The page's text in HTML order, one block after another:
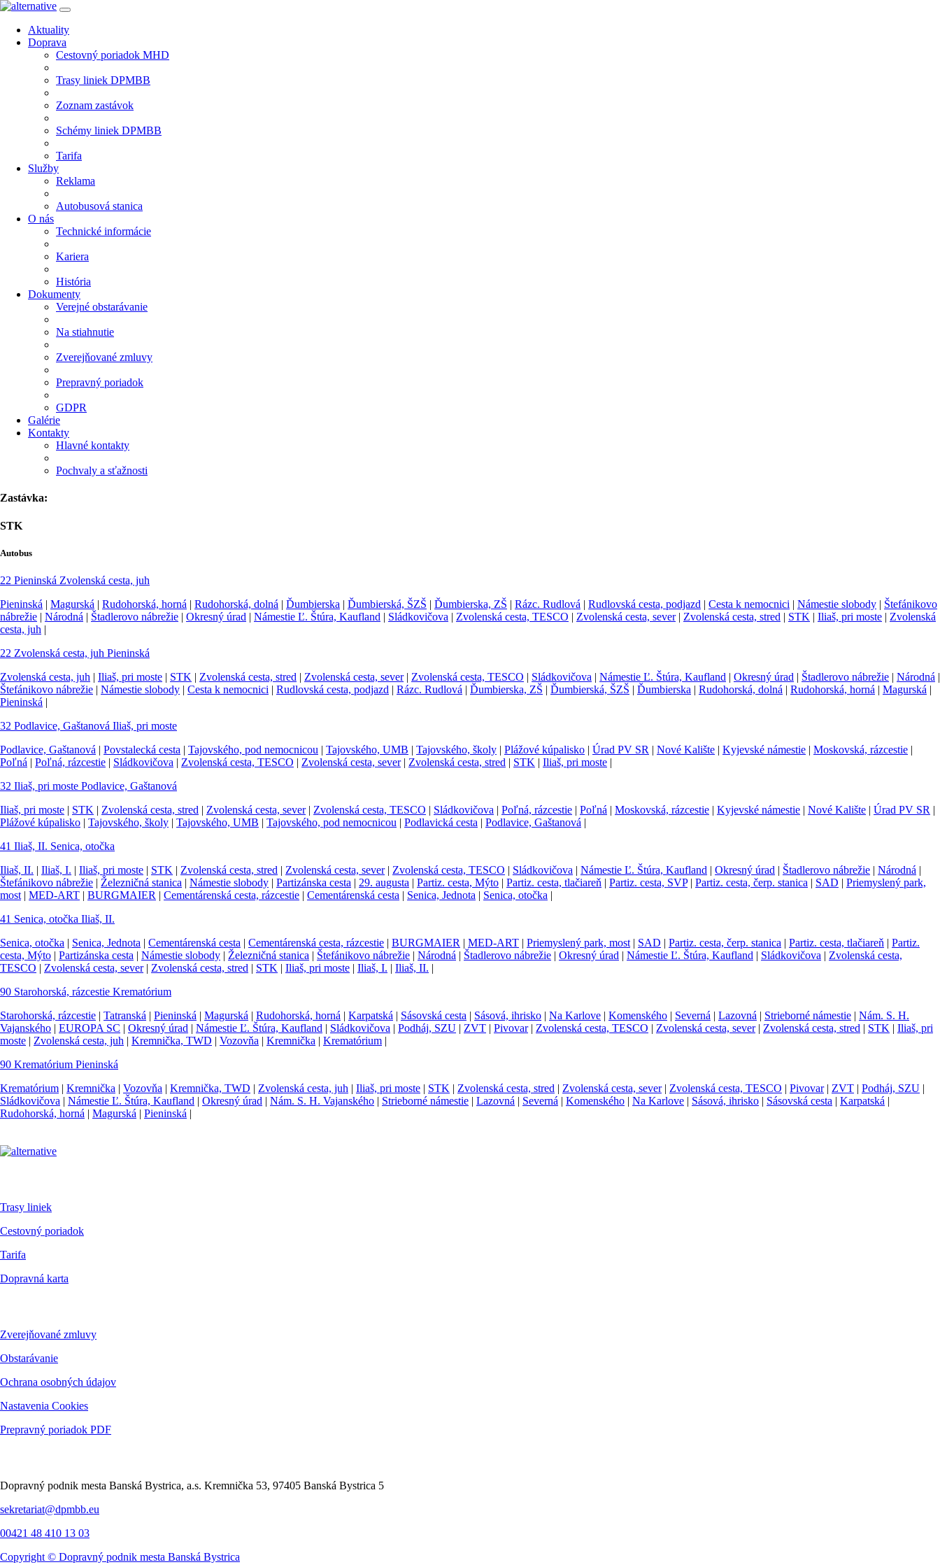
Aktuality
Doprava
Cestovný poriadok MHD
Trasy liniek DPMBB
Zoznam zastávok
Schémy liniek DPMBB
Tarifa
Služby
Reklama
Autobusová stanica
O nás
Technické informácie
Kariera
História
Dokumenty
Verejné obstarávanie
Na stiahnutie
Zverejňované zmluvy
Prepravný poriadok
GDPR
Galérie
Kontakty
Hlavné kontakty
Pochvaly a sťažnosti
Zastávka:
STK
Autobus
22 Pieninská Zvolenská cesta, juh
Pieninská | Magurská | Rudohorská, horná | Rudohorská, dolná | Ďumbierska | Ďumbierská, ŠZŠ | Ďumbierska, ZŠ | Rázc. Rudlová | Rudlovská cesta, podjazd | Cesta k nemocnici | Námestie slobody | Štefánikovo
nábrežie | Národná | Štadlerovo nábrežie | Okresný úrad | Námestie Ľ. Štúra, Kaufland | Sládkovičova | Zvolenská cesta, TESCO | Zvolenská cesta, sever| Zvolenská cesta, stred | STK | Iliaš, pri moste | Zvolenská
cesta, juh |
22 Zvolenská cesta, juh Pieninská
Zvolenská cesta, juh | Iliaš, pri moste | STK | Zvolenská cesta, stred | Zvolenská cesta, sever| Zvolenská cesta, TESCO | Sládkovičova | Námestie Ľ. Štúra, Kaufland | Okresný úrad | Štadlerovo nábrežie | Národná |
Štefánikovo nábrežie | Námestie slobody | Cesta k nemocnici | Rudlovská cesta, podjazd | Rázc. Rudlová | Ďumbierska, ZŠ | Ďumbierská, ŠZŠ | Ďumbierska | Rudohorská, dolná | Rudohorská, horná | Magurská |
Pieninská |
32 Podlavice, Gaštanová Iliaš, pri moste
Podlavice, Gaštanová | Povstalecká cesta | Tajovského, pod nemocnicou | Tajovského, UMB | Tajovského, školy | Plážové kúpalisko | Úrad PV SR | Nové Kalište | Kyjevské námestie | Moskovská, rázcestie |
Poľná | Poľná, rázcestie | Sládkovičova | Zvolenská cesta, TESCO | Zvolenská cesta, sever| Zvolenská cesta, stred | STK | Iliaš, pri moste |
32 Iliaš, pri moste Podlavice, Gaštanová
Iliaš, pri moste | STK | Zvolenská cesta, stred | Zvolenská cesta, sever| Zvolenská cesta, TESCO | Sládkovičova | Poľná, rázcestie | Poľná | Moskovská, rázcestie | Kyjevské námestie | Nové Kalište | Úrad PV SR |
Plážové kúpalisko | Tajovského, školy | Tajovského, UMB | Tajovského, pod nemocnicou | Podlavická cesta | Podlavice, Gaštanová |
41 Iliaš, II. Senica, otočka
Iliaš, II. | Iliaš, I. | Iliaš, pri moste | STK | Zvolenská cesta, stred | Zvolenská cesta, sever| Zvolenská cesta, TESCO | Sládkovičova | Námestie Ľ. Štúra, Kaufland | Okresný úrad | Štadlerovo nábrežie | Národná |
Štefánikovo nábrežie | Železničná stanica | Námestie slobody | Partizánska cesta | 29. augusta | Partiz. cesta, Mýto | Partiz. cesta, tlačiareň | Partiz. cesta, SVP| Partiz. cesta, čerp. stanica | SAD | Priemyslený park,
most | MED-ART | BURGMAIER | Cementárenská cesta, rázcestie | Cementárenská cesta | Senica, Jednota | Senica, otočka |
41 Senica, otočka Iliaš, II.
Senica, otočka | Senica, Jednota | Cementárenská cesta | Cementárenská cesta, rázcestie | BURGMAIER | MED-ART | Priemyslený park, most | SAD | Partiz. cesta, čerp. stanica | Partiz. cesta, tlačiareň | Partiz.
cesta, Mýto | Partizánska cesta | Námestie slobody | Železničná stanica | Štefánikovo nábrežie | Národná | Štadlerovo nábrežie | Okresný úrad | Námestie Ľ. Štúra, Kaufland | Sládkovičova | Zvolenská cesta,
TESCO | Zvolenská cesta, sever| Zvolenská cesta, stred | STK | Iliaš, pri moste | Iliaš, I. | Iliaš, II. |
90 Starohorská, rázcestie Krematórium
Starohorská, rázcestie | Tatranská | Pieninská | Magurská | Rudohorská, horná | Karpatská | Sásovská cesta | Sásová, ihrisko | Na Karlove | Komenského | Severná | Lazovná | Strieborné námestie | Nám. S. H.
Vajanského | EUROPA SC | Okresný úrad | Námestie Ľ. Štúra, Kaufland | Sládkovičova | Podháj, SZU | ZVT | Pivovar| Zvolenská cesta, TESCO | Zvolenská cesta, sever| Zvolenská cesta, stred | STK | Iliaš, pri
moste | Zvolenská cesta, juh | Kremnička, TWD | Vozovňa | Kremnička | Krematórium |
90 Krematórium Pieninská
Krematórium | Kremnička | Vozovňa | Kremnička, TWD | Zvolenská cesta, juh | Iliaš, pri moste | STK | Zvolenská cesta, stred | Zvolenská cesta, sever| Zvolenská cesta, TESCO | Pivovar| ZVT | Podháj, SZU |
Sládkovičova | Námestie Ľ. Štúra, Kaufland | Okresný úrad | Nám. S. H. Vajanského | Strieborné námestie | Lazovná | Severná | Komenského | Na Karlove | Sásová, ihrisko | Sásovská cesta | Karpatská |
Rudohorská, horná | Magurská | Pieninská |
Trasy liniek
Cestovný poriadok
Tarifa
Dopravná karta
Zverejňované zmluvy
Obstarávanie
Ochrana osobných údajov
Nastavenia Cookies
Prepravný poriadok PDF
Dopravný podnik mesta Banská Bystrica, a.s. Kremnička 53, 97405 Banská Bystrica 5
sekretariat@dpmbb.eu
00421 48 410 13 03
Copyright © Dopravný podnik mesta Banská Bystrica